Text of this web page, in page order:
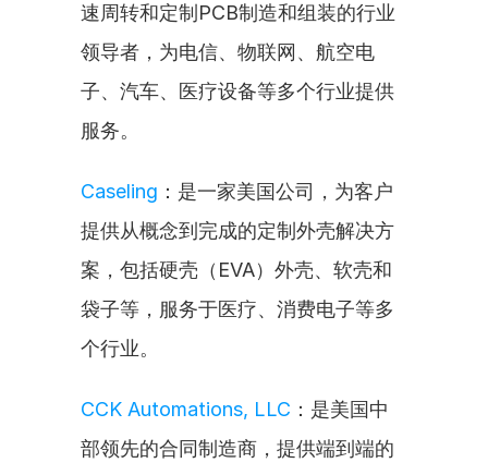
速周转和定制PCB制造和组装的行业
领导者，为电信、物联网、航空电
子、汽车、医疗设备等多个行业提供
服务。
Caseling ：是一家美国公司，为客户
提供从概念到完成的定制外壳解决方
案，包括硬壳（EVA）外壳、软壳和
袋子等，服务于医疗、消费电子等多
个行业。
CCK Automations, LLC ：是美国中
部领先的合同制造商，提供端到端的